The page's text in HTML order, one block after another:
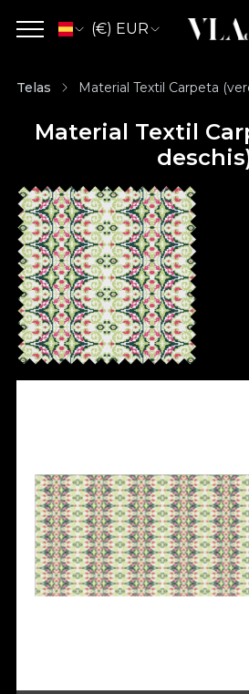
(€) EUR
Telas Material Textil Carpeta
Material Textil